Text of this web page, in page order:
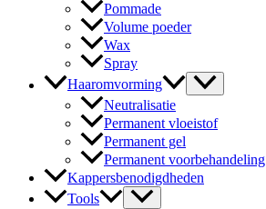
Pommade
Volume poeder
Wax
Spray
Haaromvorming
Neutralisatie
Permanent vloeistof
Permanent gel
Permanent voorbehandeling
Kappersbenodigdheden
Tools